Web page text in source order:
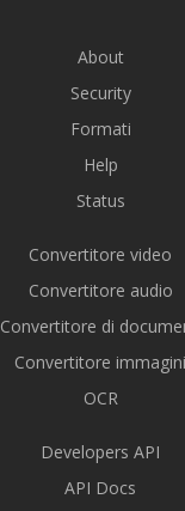
About
Security
Formati
Help
Status
Convertitore video
Convertitore audio
Convertitore di
Convertitore immagini
OCR
Developers API
API Docs